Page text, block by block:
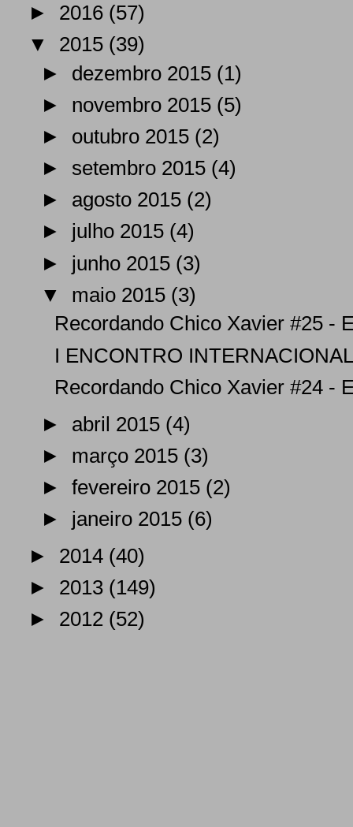
► 2016 (57)
▼ 2015 (39)
► dezembro 2015 (1)
► novembro 2015 (5)
► outubro 2015 (2)
► setembro 2015 (4)
► agosto 2015 (2)
► julho 2015 (4)
► junho 2015 (3)
▼ maio 2015 (3)
Recordando Chico Xavier #25 -
I ENCONTRO
Recordando Chico Xavier #24 -
► abril 2015 (4)
► março 2015 (3)
►fevereiro 2015 (2)
► janeiro 2015 (6)
► 2014 (40)
► 2013 (149)
► 2012 (52)